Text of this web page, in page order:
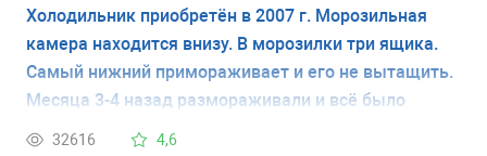
Холодильник приобретён в 2007 г. Морозильная
камера находится внизу. В морозилки три ящика.
Самый нижний примораживает и его не вытащить.
Месяца 3-4 назад размораживали и всё было
нормально, но прошло время и вновь стало нижний
32616 4,6